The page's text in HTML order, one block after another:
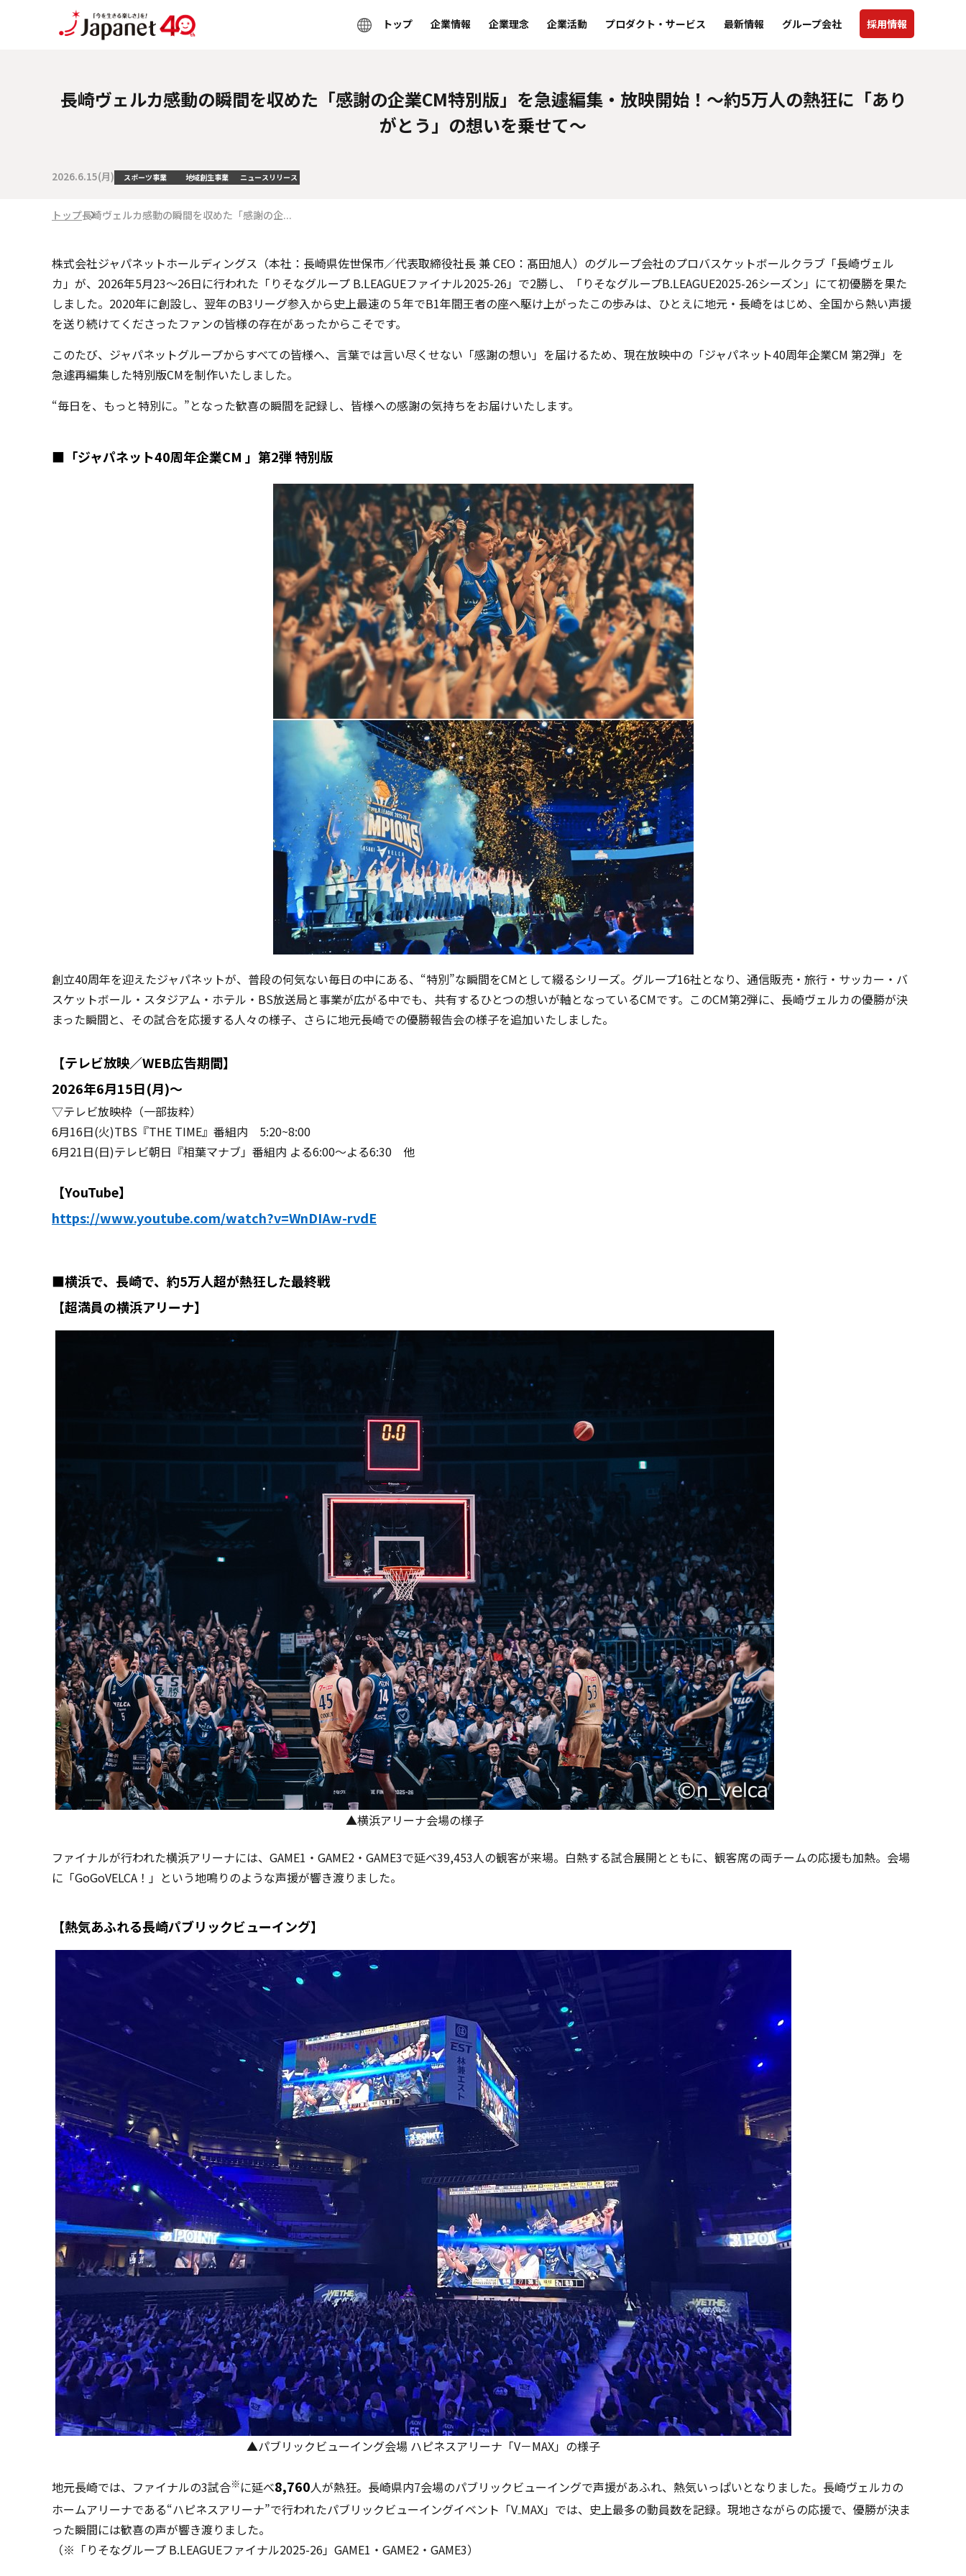
トップ 企業情報 企業理念 企業活動 プロダクト・サービス 最新情報 グループ会社 採用情報
長崎ヴェルカ感動の瞬間を収めた「感謝の企業CM特別版」を急遽編集・放映開始！～約5万人の熱狂に「あり
がとう」の想いを乗せて～
2026.6.15(月) スポーツ事業 地域創生事業 ニュースリリース
トップ長崎ヴェルカ感動の瞬間を収めた「感謝の企...
株式会社ジャパネットホールディングス（本社：長崎県佐世保市／代表取締役社長 兼 CEO：髙田旭人）のグループ会社のプロバスケットボールクラブ「長崎ヴェル
カ」が、2026年5月23～26日に行われた「りそなグループ B.LEAGUEファイナル2025-26」で2勝し、「りそなグループB.LEAGUE2025-26シーズン」にて初優勝を果た
しました。2020年に創設し、翌年のB3リーグ参入から史上最速の５年でB1年間王者の座へ駆け上がったこの歩みは、ひとえに地元・長崎をはじめ、全国から熱い声援
を送り続けてくださったファンの皆様の存在があったからこそです。
このたび、ジャパネットグループからすべての皆様へ、言葉では言い尽くせない「感謝の想い」を届けるため、現在放映中の「ジャパネット40周年企業CM 第2弾」を
急遽再編集した特別版CMを制作いたしました。
“毎日を、もっと特別に。”となった歓喜の瞬間を記録し、皆様への感謝の気持ちをお届けいたします。
■「ジャパネット40周年企業CM 」第2弾 特別版
創立40周年を迎えたジャパネットが、普段の何気ない毎日の中にある、“特別”な瞬間をCMとして綴るシリーズ。グループ16社となり、通信販売・旅行・サッカー・バ
スケットボール・スタジアム・ホテル・BS放送局と事業が広がる中でも、共有するひとつの想いが軸となっているCMです。このCM第2弾に、長崎ヴェルカの優勝が決
まった瞬間と、その試合を応援する人々の様子、さらに地元長崎での優勝報告会の様子を追加いたしました。
【テレビ放映／WEB広告期間】
2026年6月15日(月)～
▽テレビ放映枠（一部抜粋）
6月16日(火)TBS『THE TIME』番組内 5:20~8:00
6月21日(日)テレビ朝日『相葉マナブ」番組内 よる6:00～よる6:30 他
【YouTube】
https://www.youtube.com/watch?v=WnDIAw-rvdE
■横浜で、長崎で、約5万人超が熱狂した最終戦
【超満員の横浜アリーナ】
▲横浜アリーナ会場の様子
ファイナルが行われた横浜アリーナには、GAME1・GAME2・GAME3で延べ39,453人の観客が来場。白熱する試合展開とともに、観客席の両チームの応援も加熱。会場
に「GoGoVELCA！」という地鳴りのような声援が響き渡りました。
【熱気あふれる長崎パブリックビューイング】
▲パブリックビューイング会場 ハピネスアリーナ「V－MAX」の様子
地元長崎では、ファイナルの3試合※に延べ8,760人が熱狂。長崎県内7会場のパブリックビューイングで声援があふれ、熱気いっぱいとなりました。長崎ヴェルカの
ホームアリーナである“ハピネスアリーナ”で行われたパブリックビューイングイベント「V₋MAX」では、史上最多の動員数を記録。現地さながらの応援で、優勝が決ま
った瞬間には歓喜の声が響き渡りました。
（※「りそなグループ B.LEAGUEファイナル2025-26」GAME1・GAME2・GAME3）